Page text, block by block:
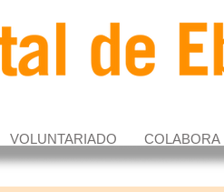
VOLUNTARIADO COLABORA